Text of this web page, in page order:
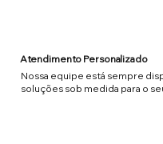
Atendimento Personalizado
Nossa equipe está sempre
soluções sob medida para o